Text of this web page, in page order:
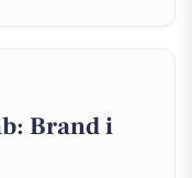
Brand i